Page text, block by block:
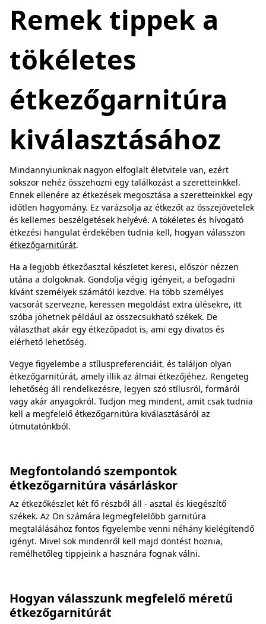
Remek tippek a
tökéletes
étkezőgarnitúra
kiválasztásához
Mindannyiunknak nagyon elfoglalt életvitele van, ezért
sokszor nehéz összehozni egy találkozást a szeretteinkkel.
Ennek ellenére az étkezések megosztása a szeretteinkkel egy
időtlen hagyomány. Ez varázsolja az étkezőt az összejövetelek
és kellemes beszélgetések helyévé. A tökéletes és hívogató
étkezési hangulat érdekében tudnia kell, hogyan válasszon
étkezőgarnitúrát.
Ha a legjobb étkezőasztal készletet keresi, először nézzen
utána a dolgoknak. Gondolja végig igényeit, a befogadni
kívánt személyek számától kezdve. Ha több személyes
vacsorát szervezne, keressen megoldást extra ülésekre, itt
szóba jöhetnek például az összecsukható székek. De
választhat akár egy étkezőpadot is, ami egy divatos és
elérhető lehetőség.
Vegye figyelembe a stíluspreferenciáit, és találjon olyan
étkezőgarnitúrát, amely illik az álmai étkezőjéhez. Rengeteg
lehetőség áll rendelkezésre, legyen szó stílusról, formáról
vagy akár anyagokról. Tudjon meg mindent, amit csak tudnia
kell a megfelelő étkezőgarnitúra kiválasztásáról az
útmutatónkból.
Megfontolandó szempontok
étkezőgarnitúra vásárláskor
Az étkezőkészlet két fő részből áll - asztal és kiegészítő
székek. Az Ön számára legmegfelelőbb garnitúra
megtalálásához fontos figyelembe venni néhány kielégítendő
igényt. Mivel sok mindenről kell majd döntést hoznia,
remélhetőleg tippjeink a hasznára fognak válni.
Hogyan válasszunk megfelelő méretű
étkezőgarnitúrát